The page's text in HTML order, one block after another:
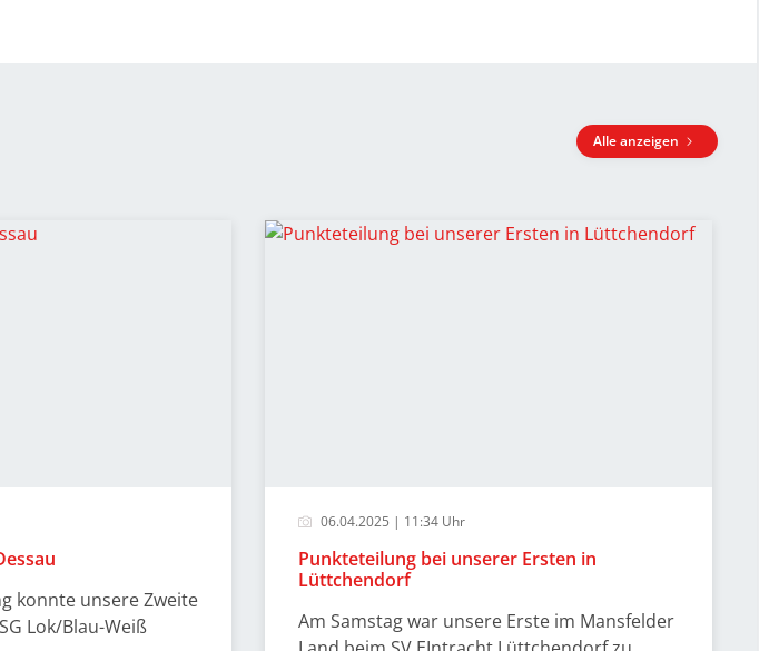
Alle anzeigen
konnte unsere Zweite
Lok/Blau-Weiß
06.04.2025 | 11:34 Uhr
Punkteteilung bei unserer Ersten in
Lüttchendorf
Am Samstag war unsere Erste im Mansfelder